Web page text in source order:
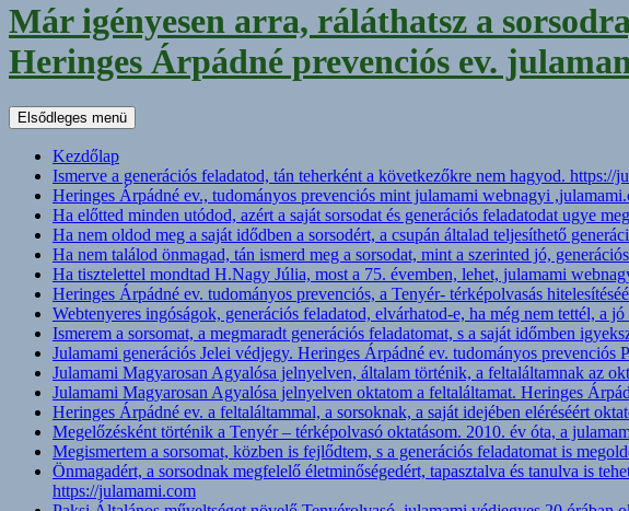
Már igényesen arra, ráláthatsz a
Heringes Árpádné prevenciós ev.
Keresés
Elsődleges menü
Kezdőlap
Ismerve a generációs feladatod, tán teherként a következőkre nem hagyod.
Heringes Árpádné ev., tudományos prevenciós mint julamami webnagyi
Ha előtted minden utódod, azért a saját sorsodat és generációs feladatodat ugye
Ha nem oldod meg a saját idődben a sorsodért, a csupán általad teljesíthető
Ha nem találod önmagad, tán ismerd meg a sorsodat, mint a szerinted jó,
Ha tisztelettel mondtad H.Nagy Júlia, most a 75. évemben, lehet, julamami
Heringes Árpádné ev. tudományos prevenciós, a Tenyér- térképolvasás
Webtenyeres ingóságok, generációs feladatod, elvárhatod-e, ha még nem tettél, a
Ismerem a sorsomat, a megmaradt generációs feladatomat, s a saját időmben
Julamami generációs Jelei védjegy. Heringes Árpádné ev. tudományos prevenciós
Julamami Magyarosan Agyalósa jelnyelven, általam történik, a feltaláltamnak az
Julamami Magyarosan Agyalósa jelnyelven oktatom a feltaláltamat. Heringes
Heringes Árpádné ev. a feltaláltammal, a sorsoknak, a saját idejében eléréséért
Megelőzésként történik a Tenyér – térképolvasó oktatásom. 2010. év óta, a
Megismertem a sorsomat, közben is fejlődtem, s a generációs feladatomat is
Önmagadért, a sorsodnak megfelelő életminőségedért, tapasztalva és tanulva is
https://julamami.com